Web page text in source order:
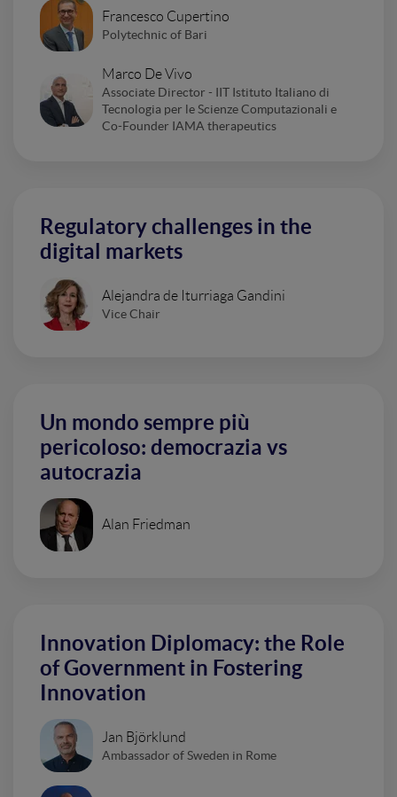
Francesco Cupertino
Polytechnic of Bari
Marco De Vivo
Associate Director - IIT Istituto Italiano di
Tecnologia per le Scienze Computazionali e
Co-Founder IAMA therapeutics
Regulatory challenges in the
digital markets
Alejandra de Iturriaga Gandini
Vice Chair
Un mondo sempre più
pericoloso: democrazia vs
autocrazia
Alan Friedman
Innovation Diplomacy: the Role
of Government in Fostering
Innovation
Jan Björklund
Ambassador of Sweden in Rome